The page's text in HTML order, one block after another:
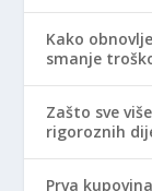
Kako
smanje
Zašto sve
rigoroznih
Prva